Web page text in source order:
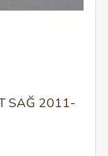
SAĞ 2011-